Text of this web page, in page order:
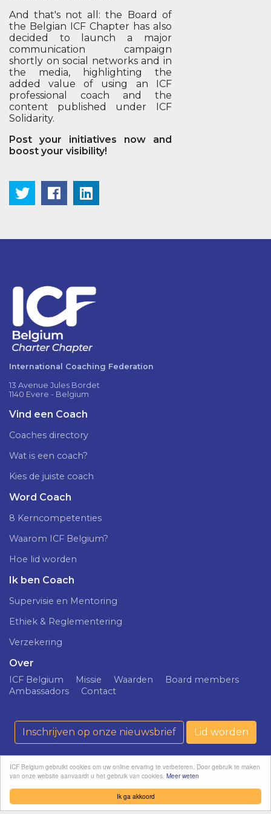
Ik ga akkoord
ICF Belgium gebruikt cookies om uw online ervaring te verbeteren. Door gebruik te maken
van onze website aanvaardt u het gebruik van cookies. Meer weten
And that's not all: the Board of
the Belgian ICF Chapter has also
decided to launch a major
communication campaign
shortly on social networks and in
the media, highlighting the
added value of using an ICF
professional coach and the
content published under ICF
Solidarity.
Post your initiatives now and
boost your visibility!
International Coaching Federation
13 Avenue Jules Bordet
1140 Evere - Belgium
Vind een Coach
Coaches directory
Wat is een coach?
Kies de juiste coach
Word Coach
8 Kerncompetenties
Waarom ICF Belgium?
Hoe lid worden
Ik ben Coach
Supervisie en Mentoring
Ethiek & Reglementering
Verzekering
Over
ICF Belgium Missie Waarden
Board members
Ambassadors
Contact
Inschrijven op onze nieuwsbrief Lid worden